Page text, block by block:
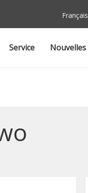
Français
Service Nouvelles